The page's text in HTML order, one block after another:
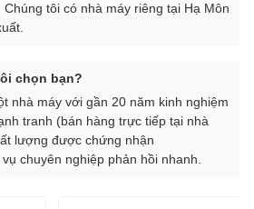
Chúng tôi có nhà máy riêng tại Hạ Môn
chọn bạn?
nhà máy với gần 20 năm kinh nghiệm
tranh (bán hàng trực tiếp tại nhà
lượng được chứng nhận
chuyên nghiệp phản hồi nhanh.